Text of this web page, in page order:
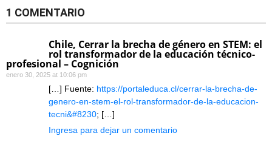
1 COMENTARIO
Chile, Cerrar la brecha de género en STEM: el
rol transformador de la educación técnico-
profesional – Cognición
enero 30, 2025 at 10:06 pm
[…] Fuente: https://portaleduca.cl/cerrar-la-brecha-de-
genero-en-stem-el-rol-transformador-de-la-educacion-
tecni&#8230; […]
Ingresa para dejar un comentario